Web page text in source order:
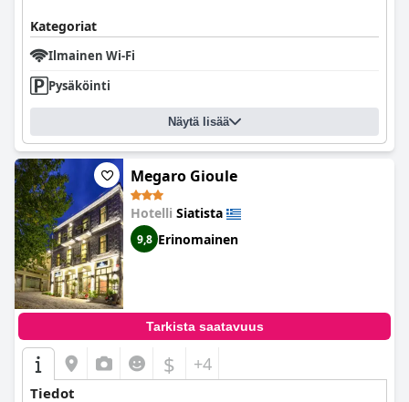
Kategoriat
Ilmainen Wi-Fi
Pysäköinti
Näytä lisää
Megaro Gioule
Hotelli Siatista
9,8 Erinomainen
Tarkista saatavuus
$ +4
Tiedot